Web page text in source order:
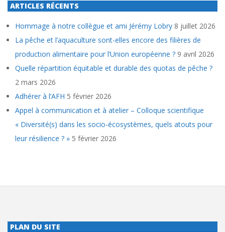
ARTICLES RÉCENTS
Hommage à notre collègue et ami Jérémy Lobry 8 juillet 2026
La pêche et l’aquaculture sont-elles encore des filières de
production alimentaire pour l’Union européenne ? 9 avril 2026
Quelle répartition équitable et durable des quotas de pêche ?
2 mars 2026
Adhérer à l’AFH 5 février 2026
Appel à communication et à atelier – Colloque scientifique
« Diversité(s) dans les socio-écosystèmes, quels atouts pour
leur résilience ? » 5 février 2026
PLAN DU SITE